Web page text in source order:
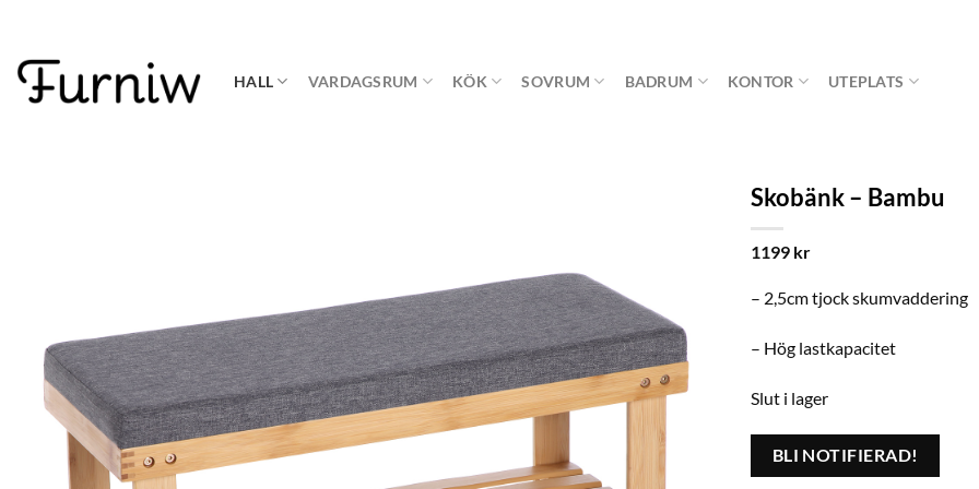
content
HALL VARDAGSRUM KÖK SOVRUM BADRUM KONTOR UTEPLATS
Skobänk – Bambu
1199 kr
– 2,5cm tjock skumvaddering
– Hög lastkapacitet
Slut i lager
BLI NOTIFIERAD!